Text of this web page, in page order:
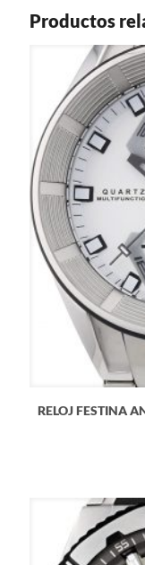
Productos
RELOJ FESTINA